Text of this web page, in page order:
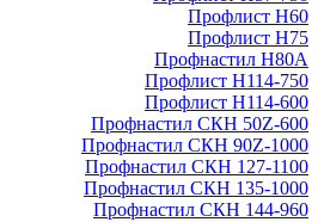
Профлист Н60
Профлист Н75
Профнастил Н80А
Профлист Н114-750
Профлист Н114-600
Профнастил СКН 50Z-600
Профнастил СКН 90Z-1000
Профнастил СКН 127-1100
Профнастил СКН 135-1000
Профнастил СКН 144-960